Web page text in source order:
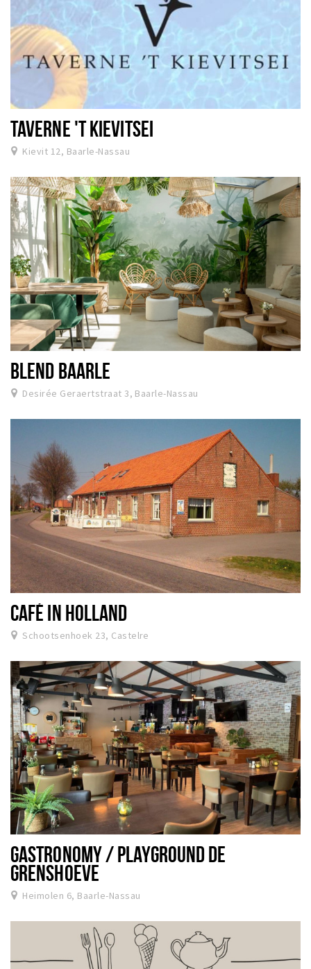
TAVERNE 'T KIEVITSEI
Kievit 12, Baarle-Nassau
BLEND BAARLE
Desirée Geraertstraat 3, Baarle-Nassau
CAFÉ IN HOLLAND
Schootsenhoek 23, Castelre
GASTRONOMY / PLAYGROUND DE
GRENSHOEVE
Heimolen 6, Baarle-Nassau